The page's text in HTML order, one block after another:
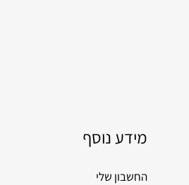
מידע נוסף
החשבון שלי